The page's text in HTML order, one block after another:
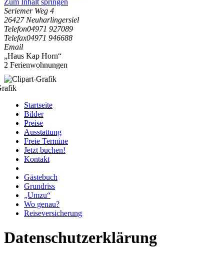
Zum Inhalt springen
Seriemer Weg 4
26427 Neuharlingersiel
Telefon04971 927089
Telefax04971 946688
Email
„Haus Kap Horn“
2 Ferienwohnungen
Startseite
Bilder
Preise
Ausstattung
Freie Termine
Jetzt buchen!
Kontakt
Gästebuch
Grundriss
„Umzu“
Wo genau?
Reiseversicherung
Datenschutzerklärung